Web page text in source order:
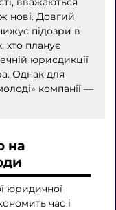
нові. Довгий
підозри в
хто планує
юрисдикції
Однак для
компанії —
на
юридичної
час і